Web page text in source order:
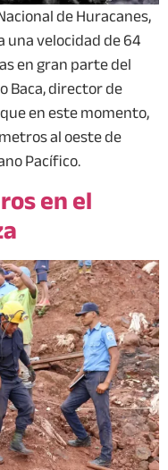
de Huracanes,
velocidad de 64
en gran parte del
director de
en este momento,
al oeste de
Pacífico.
en el